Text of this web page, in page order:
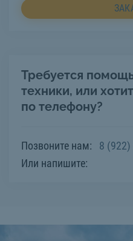
Требуется
техники, или
по телефону?
Позвоните нам:
8 (922)
Или напишите: